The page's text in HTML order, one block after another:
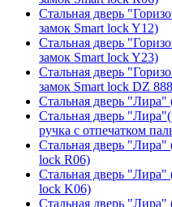
Стальная дверь
замок Smart lock Y12)
Стальная дверь
замок Smart lock Y23)
Стальная дверь
замок Smart lock DZ
Стальная дверь "Лира"
Стальная дверь
ручка с отпечатком
Стальная дверь "Лира"
lock R06)
Стальная дверь "Лира"
lock K06)
Стальная дверь "Лира"